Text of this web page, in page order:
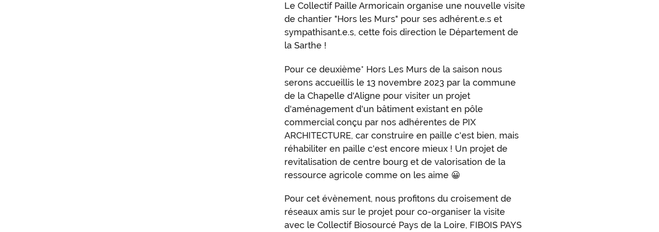
Le Collectif Paille Armoricain organise une nouvelle visite
de chantier "Hors les Murs" pour ses adhérent.e.s et
sympathisant.e.s, cette fois direction le Département de
la Sarthe !
Pour ce deuxième* Hors Les Murs de la saison nous
serons accueillis le 13 novembre 2023 par la commune
de la Chapelle d'Aligne pour visiter un projet
d'aménagement d'un bâtiment existant en pôle
commercial conçu par nos adhérentes de PIX
ARCHITECTURE, car construire en paille c'est bien, mais
réhabiliter en paille c'est encore mieux ! Un projet de
revitalisation de centre bourg et de valorisation de la
ressource agricole comme on les aime 😀
Pour cet évènement, nous profitons du croisement de
réseaux amis sur le projet pour co-organiser la visite
avec le Collectif Biosourcé Pays de la Loire, FIBOIS PAYS